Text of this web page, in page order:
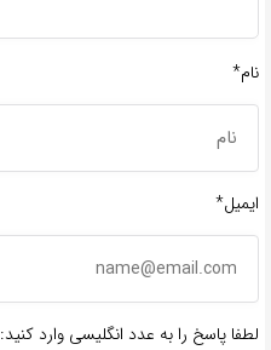
نام*
ایمیل*
لطفا پاسخ را به عدد انگلیسی وارد کنید: